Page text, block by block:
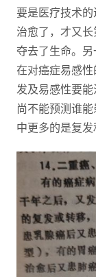
要是医疗技术
治愈了，才又
夺去了生命。
在对癌症易感
发及易感性要
尚不能预测谁
中更多的是复发